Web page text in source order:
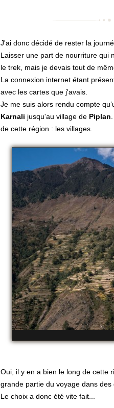
J'ai donc décidé de rester la
Laisser une part de nourriture qui
le trek, mais je devais tout de
La connexion internet étant
avec les cartes que j'avais.
Je me suis alors rendu compte
Karnali jusqu'au village de Piplan
de cette région : les villages.
Oui, il y en a bien le long de cette
grande partie du voyage dans
Le choix a donc été vite fait...